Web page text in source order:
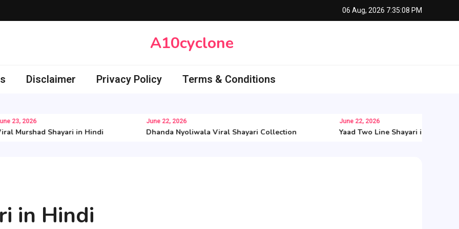
06 Aug, 2026 7:35:09 PM
A10cyclone
Disclaimer Privacy Policy Terms & Conditions
23, 2026
Murshad Shayari in Hindi
June 22, 2026
Dhanda Nyoliwala Viral Shayari Collection
June 22, 2026
Yaad Two Line Shayari in Hindi
in Hindi